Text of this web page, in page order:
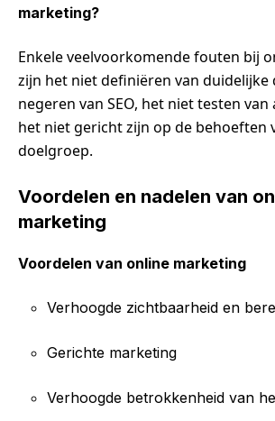
marketing?
Enkele veelvoorkomende fouten bij
zijn het niet definiëren van duidelijke
negeren van SEO, het niet testen
het niet gericht zijn op de behoeften
doelgroep.
Voordelen en nadelen van
marketing
Voordelen van online marketing
Verhoogde zichtbaarheid en
Gerichte marketing
Verhoogde betrokkenheid van